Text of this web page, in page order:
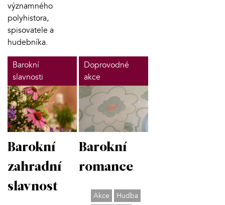
významného
polyhistora,
spisovatele a
hudebníka.
Barokní
slavnosti
Barokní
zahradní
slavnost
Doprovodné
akce
Barokní
romance
Akce
Hudba